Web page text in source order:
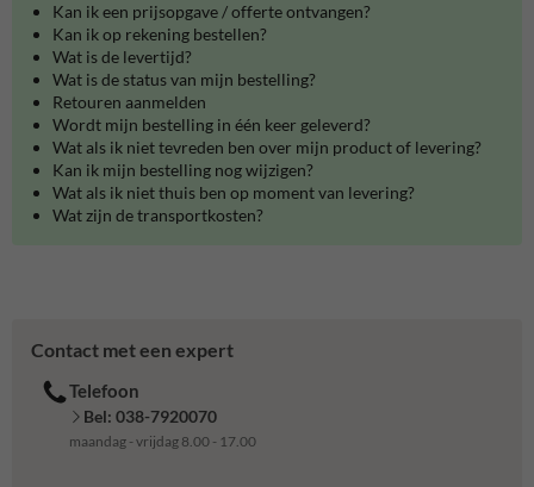
Kan ik een prijsopgave / offerte ontvangen?
Kan ik op rekening bestellen?
Wat is de levertijd?
Wat is de status van mijn bestelling?
Retouren aanmelden
Wordt mijn bestelling in één keer geleverd?
Wat als ik niet tevreden ben over mijn product of levering?
Kan ik mijn bestelling nog wijzigen?
Wat als ik niet thuis ben op moment van levering?
Wat zijn de transportkosten?
Contact met een expert
Telefoon
Bel: 038-7920070
maandag - vrijdag 8.00 - 17.00